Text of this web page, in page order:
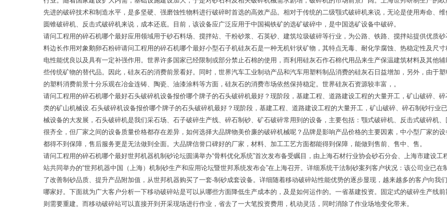
先进的破碎技术和制造水平，是多坚硬、强磨蚀性物料进行破碎时首选的高效产品。相对于传统的二级颚式破碎机来说，无论是使用寿命、
圆锥破碎机、反击式破碎机来说，成本还底。目前，该设备应广泛应用于中国褐铁矿的选矿破碎中，是中国选矿设备中破碎。
请问工程用的碎石机哪个最好应用领域用于砂石料场、搅拌站、干粉砂浆、石英砂、建筑垃圾破碎等行业，为公路、铁路、搅拌站提供优质
料边长作用对象鹅卵石粉碎请问工程用的碎石机哪个最好小型石子机硅灰石是一种无机针状矿物，其特点无毒、耐化学腐蚀、热稳定性及尺
电性能优良以及具有一定补强作用。世界许多国家已经限制或部分禁止石棉的使用，而利用硅灰石作石棉代用品来生产保温建筑材料及其他
些传统矿物的替代品。因此，硅灰石的消费前景看好。同时，世界汽车工业制动产品和汽车用塑料制品消费的硅灰石日益增加，另外，由于
的塑料消费前景十分乐观在冶金连铸、陶瓷、油漆涂料等方面，硅灰石的消费市场依然保持稳定。世界硅灰石资源较丰富，。
请问工程用的碎石机哪个最好石头破碎机设备报价哪个牌子的石头破碎机最好？现阶段，基建工程、道路建设工程的大量开工，矿山破碎、
类的矿山机械设.石头破碎机设备报价哪个牌子的石头破碎机最好？现阶段，基建工程、道路建设工程的大量开工，矿山破碎、碎石制砂行业
械设备的大发展，石头破碎机是我们采石场、石子破碎生产线、碎石制砂、矿石破碎常用到的设备，主要包括：颚式破碎机、反击式破碎机
很齐全，但厂家之间的设备质量价格都存在差异，如何选择大品牌物美价廉的破碎机械呢？品牌是影响产品价格的主要因素，中小型厂家的
都得不到保障，售后服务更是无法做到全面。大品牌信誉口碑好的厂家，材料、加工工艺方面都能得到保障，能做到售前、售中、售。
请问工程用的碎石机哪个最好世邦机器机制砂论坛圆满举办“骨料优化系统”首次发布备受瞩目，由上海石材行业协会砂石分会、上海市建设
站共同举办的“世邦机器中国（上海）机制砂生产和应用论坛暨世邦系统发布会”在上海召开。详细系统干法制砂案列客户状况：该公司业已
了改善制砂品质、提升产品附加值，从世邦机器购买了一套-制砂成套设备。详细随着移动破碎站性能优势的逐步显现，越来越多的客户向我
哪家好。下面就为广大客户分析一下移动破碎站是可以从哪些方面降低生产成本的，及是如何运作的。一省基建投资。固定式的破碎生产线
则需要重建。而移动破碎站可以直接开到开采现场进行作业，省去了一大笔投资费用，机动灵活，同时消除了作业场地变化带来。